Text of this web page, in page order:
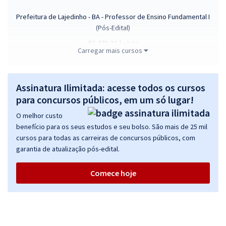
Prefeitura de Lajedinho - BA - Professor de Ensino Fundamental I
(Pós-Edital)
R$ 478,32 à vista
ou 12x de R$ 39,86
Comprar
Prefeitura de Lajedinho - BA - Conhecimentos Básicos Comuns para
os Cargos de Nível Superior com a Equipe Gran (Exceto Educação)
(Pós-Edital)
à vista
19,99
Economize R$ 59,98 (-20%)
Carregar mais cursos
Assinatura Ilimitada: acesse todos os cursos
para concursos públicos, em um só lugar!
O melhor custo
benefício para os seus estudos e seu bolso. São mais de 25 mil
cursos para todas as carreiras de concursos públicos, com
garantia de atualização pós-edital.
Comece hoje